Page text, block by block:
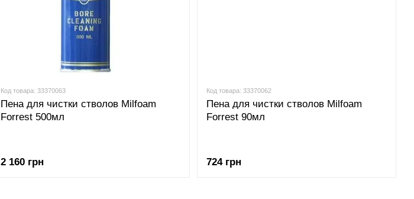
Код товара: 33370063
Пена для чистки стволов Milfoam
Forrest 500мл
2 160 грн
Код товара: 33370062
Пена для чистки стволов Milfoam
Forrest 90мл
724 грн